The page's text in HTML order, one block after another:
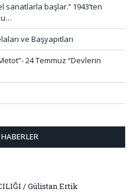
başlar.’’ 1943’ten
ve Başyapıtları
24 Temmuz “Devlerin
/ Gülistan Ertik